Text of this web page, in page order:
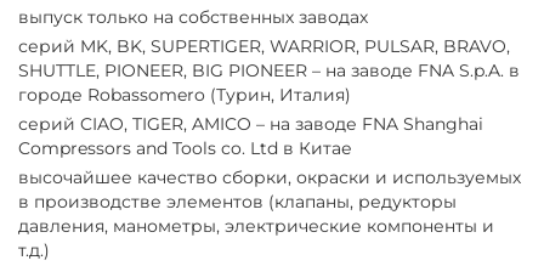
выпуск только на собственных заводах
серий MK, BK, SUPERTIGER, WARRIOR, PULSAR, BRAVO,
SHUTTLE, PIONEER, BIG PIONEER – на заводе FNA S.p.A. в
городе Robassomero (Турин, Италия)
серий CIAO, TIGER, AMICO – на заводе FNA Shanghai
Compressors and Tools co. Ltd в Китае
высочайшее качество сборки, окраски и используемых
в производстве элементов (клапаны, редукторы
давления, манометры, электрические компоненты и
т.д.)